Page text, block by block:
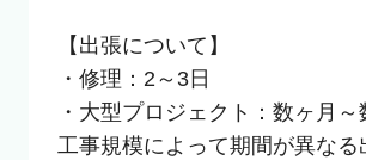
【出張について】
・修理：2～3日
・大型プロジェクト：数ヶ月～
工事規模によって期間が異なる